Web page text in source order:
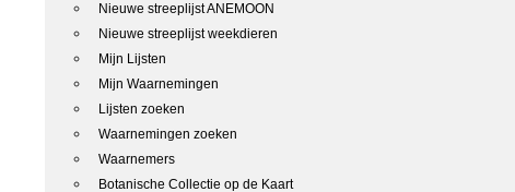
Nieuwe streeplijst ANEMOON
Nieuwe streeplijst weekdieren
Mijn Lijsten
Mijn Waarnemingen
Lijsten zoeken
Waarnemingen zoeken
Waarnemers
Botanische Collectie op de Kaart